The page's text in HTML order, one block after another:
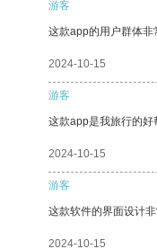
游客
这款app的用户群体非
2024-10-15
游客
这款app是我旅行的好
2024-10-15
游客
这款软件的界面设计非
2024-10-15